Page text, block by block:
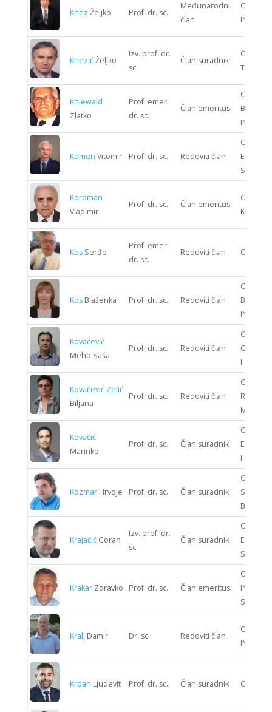
Knez Željko Prof. dr. sc.
Međunarodni
član
ODJEL
KnezićŽeljko
Izv. prof. dr.
sc.
Član suradnik
ODJEL
Kniewald
Zlatko
Prof. emer.
dr. sc.
Član emeritus
ODJEL
Komen Vitomir Prof. dr. sc. Redoviti član
ODJEL
Koroman
Vladimir
Prof. dr. sc. Član emeritus
ODJEL
Kos Serđo
Prof. emer.
dr. sc.
Redoviti član ODJEL
Kos Blaženka Prof. dr. sc. Redoviti član
ODJEL
Kovačević
Meho Saša
Prof. dr. sc. Redoviti član
ODJEL
I
Kovačević Zelić
Biljana
Prof. dr. sc. Redoviti član
ODJEL
Kovačić
Marinko
Prof. dr. sc. Član suradnik
ODJEL
I
Kozmar Hrvoje Prof. dr. sc. Član suradnik
ODJEL
Krajačić Goran
Izv. prof. dr.
sc.
Član suradnik
ODJEL
Krakar Zdravko Prof. dr. sc. Član emeritus
ODJEL
Kralj Damir Dr. sc. Redoviti član
ODJEL
Krpan Ljudevit Prof. dr. sc. Član suradnik ODJEL